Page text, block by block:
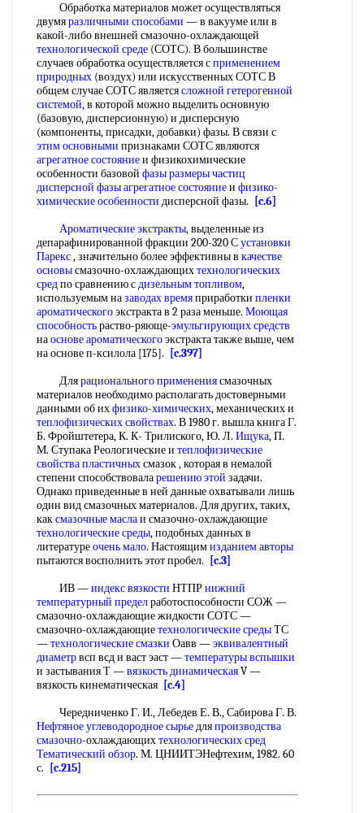
Обработка материалов может осуществляться
двумяразличными способами — в вакууме или в
какой-либо внешней смазочно-охлаждающей
технологической среде (СОТС). В большинстве
случаев обработка осуществляется сприменением
природных (воздух) или искусственных СОТС В
общем случае СОТС являетсясложной гетерогенной
системой, в которой можно выделить основную
(базовую, дисперсионную) и дисперсную
(компоненты, присадки, добавки) фазы. В связи с
этим основными признаками СОТС являются
агрегатное состояниеи физикохимические
особенности базовой фазы размеры частиц
дисперсной фазыагрегатное состояниеи физико-
химические особенности дисперсной фазы.
[c.6]
Ароматические экстракты, выделенные из
депарафинированной фракции 200-320 Сустановки
Парекс, значительно более эффективны в качестве
основысмазочно-охлаждающихтехнологических
средпо сравнению сдизельным топливом,
используемым назаводах времяприработки пленки
ароматическогоэкстракта в 2 раза меньше. Моющая
способностьраство-ряюще-эмульгирующих средств
наоснове ароматическогоэкстракта также выше, чем
на основе п-ксилола [175].
[c.397]
Длярационального применениясмазочных
материалов необходимо располагать достоверными
данными об ихфизико-химических, механических и
теплофизических свойствах. В 1980 г. вышла книга Г.
Б. Фройштетера, К. К- Трилиского, Ю. Л. Ищука, П.
М. Ступака Реологические и теплофизические
свойства пластичныхсмазок , которая в немалой
степени способствоваларешению этой задачи.
Однако приведенные в ней данные охватывали лишь
один вид смазочных материалов. Для других, таких,
каксмазочные маслаи смазочно-охлаждающие
технологические среды, подобных данных в
литературеочень мало. Настоящимизданием авторы
пытаются восполнить этот пробел.
[c.3]
ИВ —индекс вязкости НТПРнижний
температурный пределработоспособности СОЖ —
смазочно-охлаждающие жидкости СОТС —
смазочно-охлаждающиетехнологические средыТС
—технологические смазки Оавв —эквивалентный
диаметрвсп всд и васт эаст —температуры вспышки
и застывания Т —вязкость динамическаяV —
вязкость кинематическая [c.4]
Чередниченко Г. И., Лебедев Е. В., Сабирова Г. В.
Нефтяное углеводородное сырьедляпроизводства
смазочно-охлаждающихтехнологических сред
Тематический обзор. М. ЦНИИТЭНефтехим, 1982. 60
с.
[c.215]